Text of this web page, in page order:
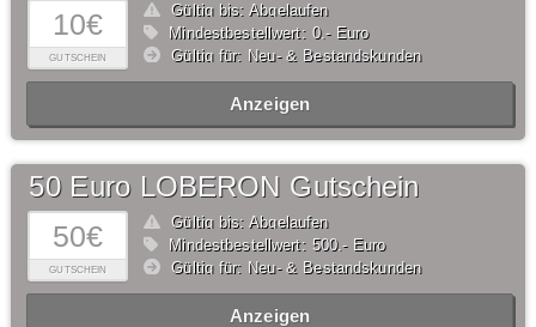
10€
GUTSCHEIN
Gültig bis: Abgelaufen
Mindestbestellwert: 0,- Euro
Gültig für: Neu- & Bestandskunden
Anzeigen
50€
GUTSCHEIN
50 Euro LOBERON Gutschein
Gültig bis: Abgelaufen
Mindestbestellwert: 500,- Euro
Gültig für: Neu- & Bestandskunden
Anzeigen